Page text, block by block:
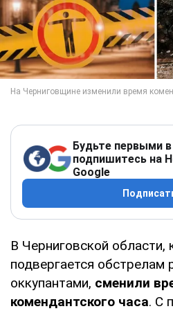
Будьте первыми в
подпишитесь на
Google
В Черниговской области,
подвергается обстрелам
оккупантами, сменили
комендантского часа. С